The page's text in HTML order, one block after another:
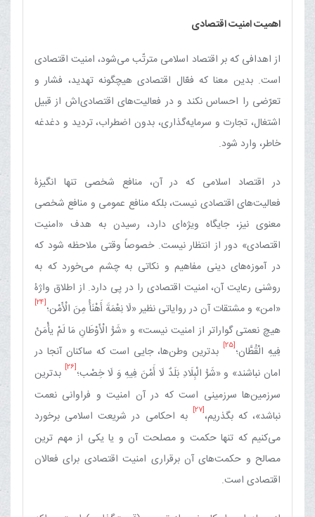
اهمیت امنیت اقتصادی‏
از اهدافی که بر اقتصاد اسلامی مترتّب می‌شود، امنیت اقتصادی
است. بدین معنا که فعّال اقتصادی هیچ‏گونه تهدید، فشار و
تعرّضی را احساس نکند و در فعالیت‌های اقتصادی‌اش از قبیل
اشتغال، تجارت و سرمایه‌گذاری، بدون اضطراب، تردید و دغدغه
خاطر، وارد شود.
در اقتصاد اسلامی که در آن، منافع شخصی تنها انگیزۀ
فعالیت‌های اقتصادی نیست، بلکه منافع عمومی و منافع شخصی
معنوی نیز، جایگاه ویژه‌ای دارد، رسیدن به هدف «امنیت
اقتصادی» دور از انتظار نیست. خصوصاً وقتی ملاحظه شود که
در آموزه‌های دینی مفاهیم و نکاتی به چشم می‌خورد که به
روشنی رعایت آن، امنیت اقتصادی را در پی دارد. از اطلاق واژۀ
«امن» و مشتقات آن در روایاتی نظیر «لَا نِعْمَةَ أَهْنَأُ مِنَ‏ الْأَمْن‏؛[24]
هیچ نعمتی گواراتر از امنیت نیست» و «شَرُّ الْأَوْطَانِ‏ مَا لَمْ‏ یأْمَنْ‏
فِیهِ‏ الْقُطَّان؛[25] بدترین وطن‌ها، جایی است که ساکنان آنجا در
امان نباشند» و «شَرُّ الْبِلَادِ بَلَدٌ لَا أَمْنَ فِیهِ وَ لَا خِصْب‏؛[26] بدترین
سرزمین‌ها سرزمینی است که در آن امنیت و فراوانی نعمت
نباشد»، که بگذریم،‏[27] به احکامی در شریعت اسلامی برخورد
می‌کنیم که تنها حکمت و مصلحت آن و یا یکی از مهم ترین
مصالح و حکمت‌های آن برقراری امنیت اقتصادی برای فعالان
اقتصادی است.